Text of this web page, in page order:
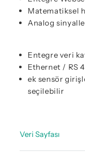
Matematiksel
Analog
Entegre veri
Ethernet / RS
ek sensör
seçilebilir
Veri Sayfası